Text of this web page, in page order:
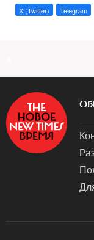
X (Twitter) Telegram